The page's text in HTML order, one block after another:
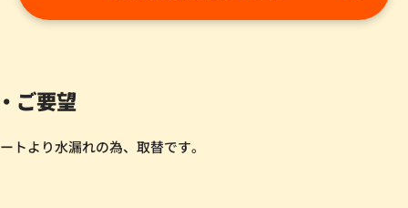
ご要望
トより水漏れの為、取替です。